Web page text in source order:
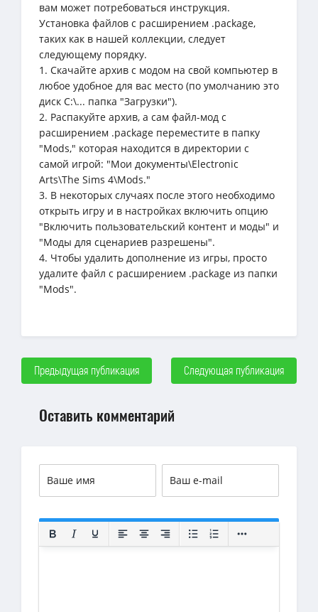
вам может потребоваться инструкция.
Установка файлов с расширением .package,
таких как в нашей коллекции, следует
следующему порядку.
1. Скачайте архив с модом на свой компьютер в
любое удобное для вас место (по умолчанию это
диск C:\... папка "Загрузки").
2. Распакуйте архив, а сам файл-мод с
расширением .package переместите в папку
"Mods," которая находится в директории с
самой игрой: "Мои документы\Electronic
Arts\The Sims 4\Mods."
3. В некоторых случаях после этого необходимо
открыть игру и в настройках включить опцию
"Включить пользовательский контент и моды" и
"Моды для сценариев разрешены".
4. Чтобы удалить дополнение из игры, просто
удалите файл с расширением .package из папки
"Mods".
Предыдущая публикация Следующая публикация
Оставить комментарий